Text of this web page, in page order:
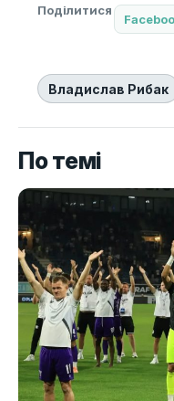
Поділитися
Владислав Рибак
По темі